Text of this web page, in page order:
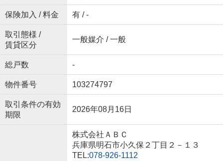
保険加入 / 料金 有 / -
取引態様 /
賃貸区分
一般媒介 / 一般
総戸数 -
物件番号 103274797
取引条件の有効
期限
2026年08月16日
株式会社ＡＢＣ
兵庫県明石市小久保２丁目２－１３
TEL:078-926-1112